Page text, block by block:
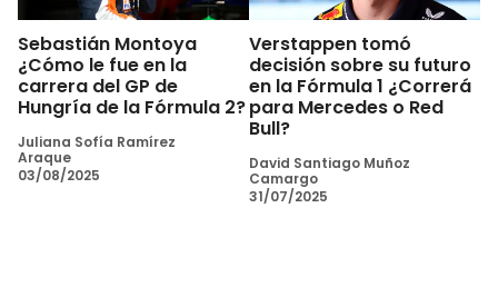
Sebastián Montoya
¿Cómo le fue en la
carrera del GP de
Hungría de la Fórmula 2?
Juliana Sofía Ramírez
Araque
03/08/2025
Verstappen tomó
decisión sobre su futuro
en la Fórmula 1 ¿Correrá
para Mercedes o Red
Bull?
David Santiago Muñoz
Camargo
31/07/2025